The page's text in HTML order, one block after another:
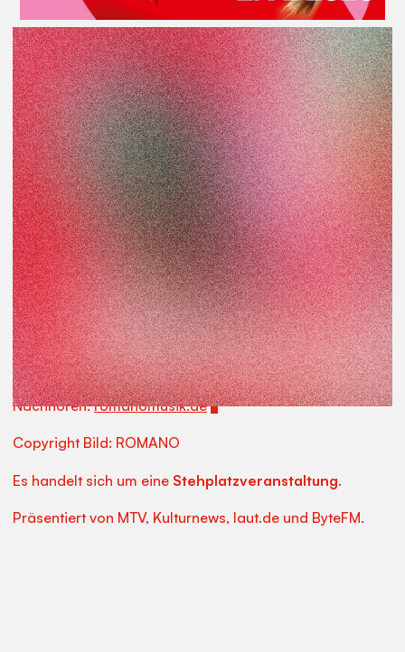
Wer Romano live erlebt hat, weiß, dass seine Shows
mehr sind als Konzerte – sie sind pure Energie!
Pumpende Beats, eingängige Melodien, scharfsinnige
Texte und seine charismatische Bühnenpräsenz
verwandeln jeden Abend in ein Erlebnis. Mit seinen
bisherigen Alben hat Romano bewiesen, dass er keine
musikalischen Grenzen kennt: Rappen über Metal,
euphorischer Drum 'n' Bass, surrende Westcoast-
Klänge, poppige Balladen - längst hat Romano seinen
eigenen Sound kreiert. Auch sein kommendes Album
verspricht eine Reise in neue musikalische Höhen und
soll zur Tour 2026 veröffentlicht werden. Was ihn
dieses Mal inspiriert hat, bleibt noch ein Geheimnis,
aber eines ist klar: Romano wird uns überraschen. Er
ist hungrig und die Fans dürfen sich auf neue Musik,
ekstatisches Tanzen und noch mehr Emotion freuen -
gewohnt charmant und immer mit einem
Augenzwinkern: 2026 ist wieder Romano!
Weitere Infos
Nachhören:romanomusik.de
Copyright Bild: ROMANO
Es handelt sich um eine Stehplatzveranstaltung.
Präsentiert von MTV, Kulturnews, laut.de und ByteFM.